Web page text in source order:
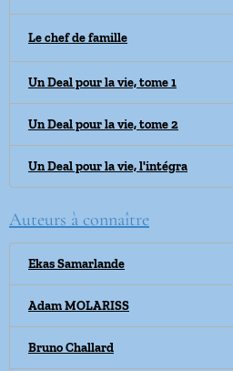
Le chef de famille
Un Deal pour la vie, tome 1
Un Deal pour la vie, tome 2
Un Deal pour la vie, l'intégra
Auteurs à connaître
Ekas Samarlande
Adam MOLARISS
Bruno Challard